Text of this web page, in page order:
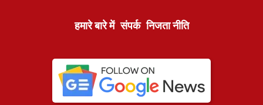
हमारे बारे में संपर्क निजता नीति